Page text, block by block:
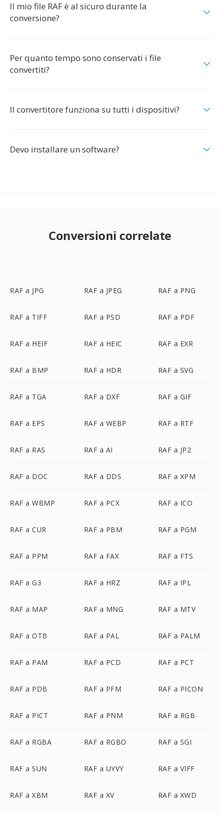
Il mio file RAF è al sicuro durante la
conversione?
Per quanto tempo sono conservati i file
convertiti?
Il convertitore funziona su tutti i dispositivi?
Devo installare un software?
Conversioni correlate
RAF a JPG RAF a JPEG RAF a PNG
RAF a TIFF RAF a PSD RAF a PDF
RAF a HEIF RAF a HEIC RAF a EXR
RAF a BMP RAF a HDR RAF a SVG
RAF a TGA RAF a DXF RAF a GIF
RAF a EPS RAF a WEBP RAF a RTF
RAF a RAS RAF a AI RAF a JP2
RAF a DOC RAF a DDS RAF a XPM
RAF a WBMP RAF a PCX RAF a ICO
RAF a CUR RAF a PBM RAF a PGM
RAF a PPM RAF a FAX RAF a FTS
RAF a G3 RAF a HRZ RAF a IPL
RAF a MAP RAF a MNG RAF a MTV
RAF a OTB RAF a PAL RAF a PALM
RAF a PAM RAF a PCD RAF a PCT
RAF a PDB RAF a PFM RAF a PICON
RAF a PICT RAF a PNM RAF a RGB
RAF a RGBA RAF a RGBO RAF a SGI
RAF a SUN RAF a UYVY RAF a VIFF
RAF a XBM RAF a XV RAF a XWD